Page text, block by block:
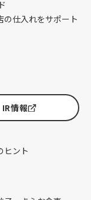
仕入れをサポート
IR情報
ヒント